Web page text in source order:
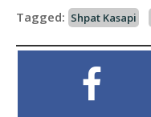
Tagged: Shpat Kasapi